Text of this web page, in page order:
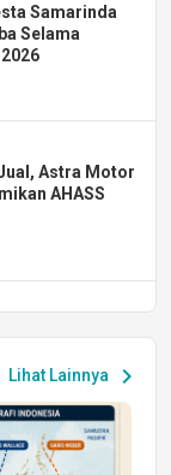
Samarinda
Selama
Astra Motor
AHASS
Lihat Lainnya chevron_right